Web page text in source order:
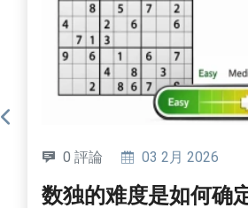
0 評論 03 2月 2026
数独的难度是如何确